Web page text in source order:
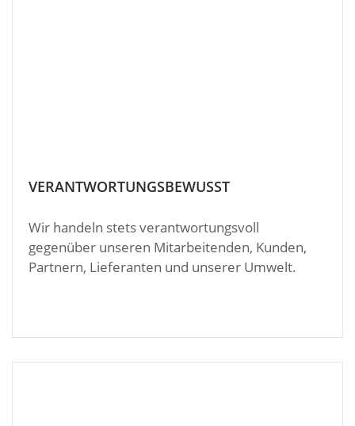
VERANTWORTUNGSBEWUSST
Wir handeln stets verantwortungsvoll
gegenüber unseren Mitarbeitenden, Kunden,
Partnern, Lieferanten und unserer Umwelt.